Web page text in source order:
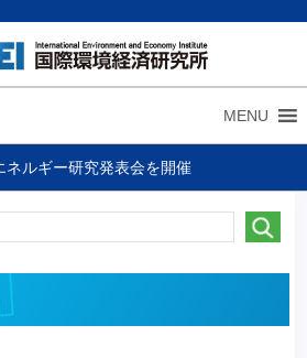
MENU
ネルギー研究発表会を開催